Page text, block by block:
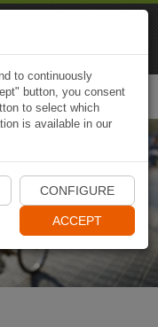
dimenzi
to continuously
button, you consent
to select which
is available in our
CONFIGURE
ACCEPT